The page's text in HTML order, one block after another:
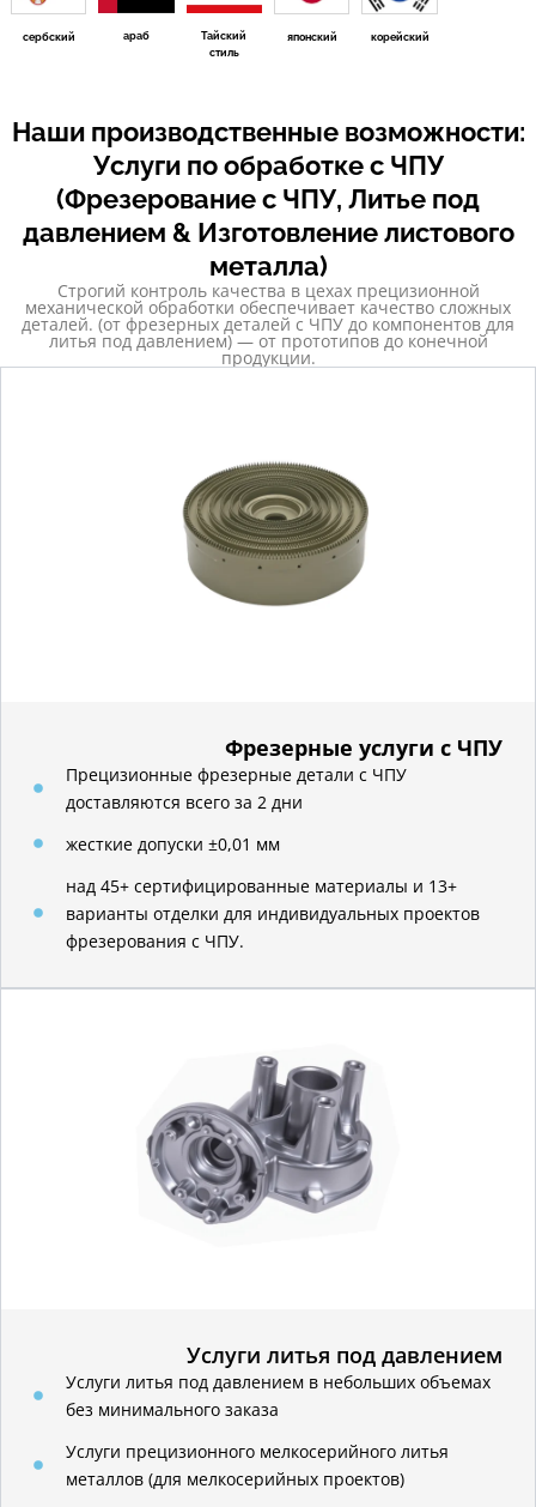
сербский араб
Тайский
стиль
японский корейский
Наши производственные возможности:
Услуги по обработке с ЧПУ
(Фрезерование с ЧПУ, Литье под
давлением & Изготовление листового
металла)
Строгий контроль качества в цехах прецизионной
механической обработки обеспечивает качество сложных
деталей. (от фрезерных деталей с ЧПУ до компонентов для
литья под давлением) — от прототипов до конечной
продукции.
Фрезерные услуги с ЧПУ
Прецизионные фрезерные детали с ЧПУ
доставляются всего за 2 дни
жесткие допуски ±0,01 мм
над 45+ сертифицированные материалы и 13+
варианты отделки для индивидуальных проектов
фрезерования с ЧПУ.
Услуги литья под давлением
Услуги литья под давлением в небольших объемах
без минимального заказа
Услуги прецизионного мелкосерийного литья
металлов (для мелкосерийных проектов)